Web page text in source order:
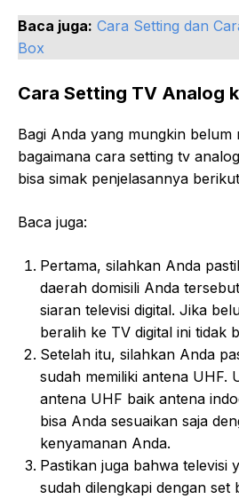
Baca juga: Cara Setting dan
Box
Cara Setting TV Analog
Bagi Anda yang mungkin belum
bagaimana cara setting tv
bisa simak penjelasannya
Baca juga:
Pertama, silahkan Anda
daerah domisili Anda
siaran televisi digital. Jika
beralih ke TV digital ini tidak
Setelah itu, silahkan Anda
sudah memiliki antena UHF.
antena UHF baik antena
bisa Anda sesuaikan saja
kenyamanan Anda.
Pastikan juga bahwa televisi
sudah dilengkapi dengan set